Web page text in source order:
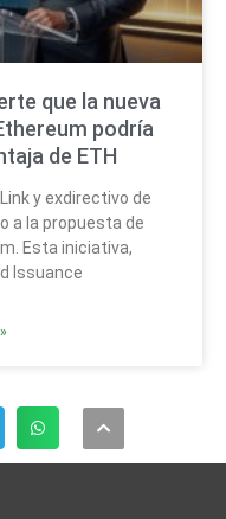
que la nueva
podría
de ETH
y exdirectivo de
a la propuesta de
Esta iniciativa,
Issuance